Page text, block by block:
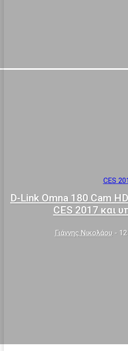
CES
D-Link Omna 180 Cam
CES 2017 και
Γιάννης Νικολάου -